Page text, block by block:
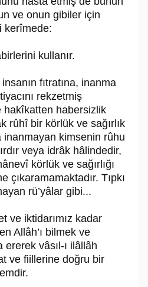
ve onun gibiler için
kerîmede:
kullanır.
fıtratına, inanma
rekzetmiş
habersizlik
rûhî bir körlük ve sağırlık
inanmayan kimsenin rûhu
veya idrâk hâlindedir,
körlük ve sağırlığı
çıkaramamaktadır. Tıpkı
rü’yâlar gibi...
ve iktidarımız kadar
Allâh’ı bilmek ve
vâsıl-ı ilâllâh
ve fiillerine doğru bir